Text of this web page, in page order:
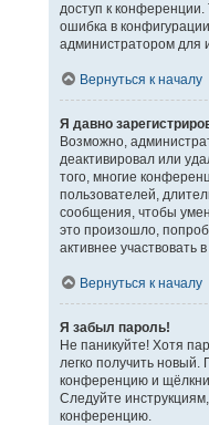
доступ к
ошибка в
администратором для
Вернуться к началу
Я давно
Возможно,
деактивировал или
того, многие
пользователей,
сообщения, чтобы
это произошло,
активнее участвовать
Вернуться к началу
Я забыл пароль!
Не паникуйте! Хотя
легко получить новый.
конференцию и
Следуйте
конференцию.